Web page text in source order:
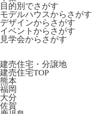
目的別でさがす
モデルハウスからさがす
デザインからさがす
イベントからさがす
見学会からさがす
建売住宅・分譲地
建売住宅TOP
熊本
福岡
大分
佐賀